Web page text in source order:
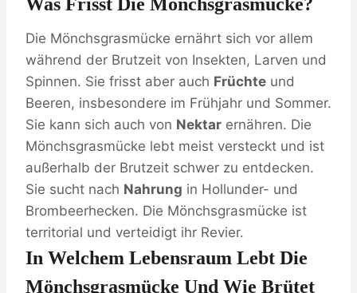
Die Mönchsgrasmücke ernährt sich vor allem
während der Brutzeit von Insekten, Larven und
Spinnen. Sie frisst aber auch Früchte und
Beeren, insbesondere im Frühjahr und Sommer.
Sie kann sich auch von Nektar ernähren. Die
Mönchsgrasmücke lebt meist versteckt und ist
außerhalb der Brutzeit schwer zu entdecken.
Sie sucht nach Nahrung in Hollunder- und
Brombeerhecken. Die Mönchsgrasmücke ist
territorial und verteidigt ihr Revier.
In Welchem Lebensraum Lebt Die
Mönchsgrasmücke Und Wie Brütet